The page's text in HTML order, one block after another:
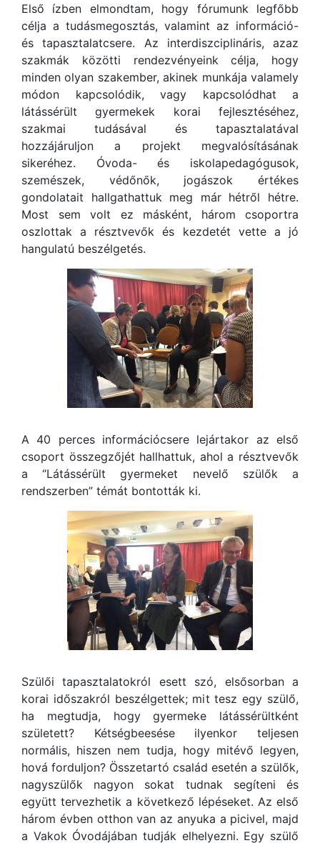
Első ízben elmondtam, hogy fórumunk legfőbb
célja a tudásmegosztás, valamint az információ-
és tapasztalatcsere. Az interdiszciplináris, azaz
szakmák közötti rendezvényeink célja, hogy
minden olyan szakember, akinek munkája valamely
módon kapcsolódik, vagy kapcsolódhat a
látássérült gyermekek korai fejlesztéséhez,
szakmai tudásával és tapasztalatával
hozzájáruljon a projekt megvalósításának
sikeréhez. Óvoda- és iskolapedagógusok,
szemészek, védőnők, jogászok értékes
gondolatait hallgathattuk meg már hétről hétre.
Most sem volt ez másként, három csoportra
oszlottak a résztvevők és kezdetét vette a jó
hangulatú beszélgetés.
A 40 perces információcsere lejártakor az első
csoport összegzőjét hallhattuk, ahol a résztvevők
a “Látássérült gyermeket nevelő szülők a
rendszerben” témát bontották ki.
Szülői tapasztalatokról esett szó, elsősorban a
korai időszakról beszélgettek; mit tesz egy szülő,
ha megtudja, hogy gyermeke látássérültként
született? Kétségbeesése ilyenkor teljesen
normális, hiszen nem tudja, hogy mitévő legyen,
hová forduljon? Összetartó család esetén a szülők,
nagyszülők nagyon sokat tudnak segíteni és
együtt tervezhetik a következő lépéseket. Az első
három évben otthon van az anyuka a picivel, majd
a Vakok Óvodájában tudják elhelyezni. Egy szülő